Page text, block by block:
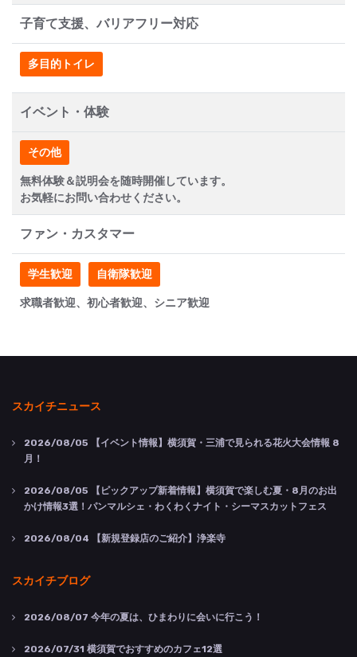
子育て支援、バリアフリー対応
多目的トイレ
イベント・体験
その他
無料体験＆説明会を随時開催しています。
お気軽にお問い合わせください。
ファン・カスタマー
学生歓迎 自衛隊歓迎
求職者歓迎、初心者歓迎、シニア歓迎
スカイチニュース
2026/08/05 【イベント情報】横須賀・三浦で見られる花火大会情報 8
月！
2026/08/05 【ピックアップ新着情報】横須賀で楽しむ夏・8月のお出
かけ情報3選！パンマルシェ・わくわくナイト・シーマスカットフェス
2026/08/04 【新規登録店のご紹介】浄楽寺
スカイチブログ
2026/08/07 今年の夏は、ひまわりに会いに行こう！
2026/07/31 横須賀でおすすめのカフェ12選